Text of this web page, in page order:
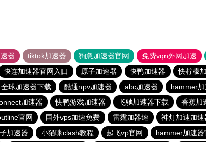
器 tiktok加速器 狗急加速器官网 免费vqn外网加速
快连加速器官网入口 原子加速器 快鸭加速器 快柠檬
全球加速器下载 酷通npv加速器 abc加速器 hammer加
加速器 快鸭游戏加速器 飞驰加速器下载 香蕉加
官网 国外vps加速免费 雷霆加器速 神灯加速加速
加速器 小猫咪clash教程 起飞vp官网 hammer加速器